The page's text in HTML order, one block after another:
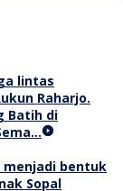
Batih di